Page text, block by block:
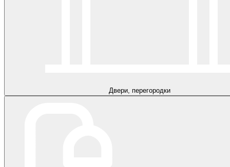
Двери, перегородки